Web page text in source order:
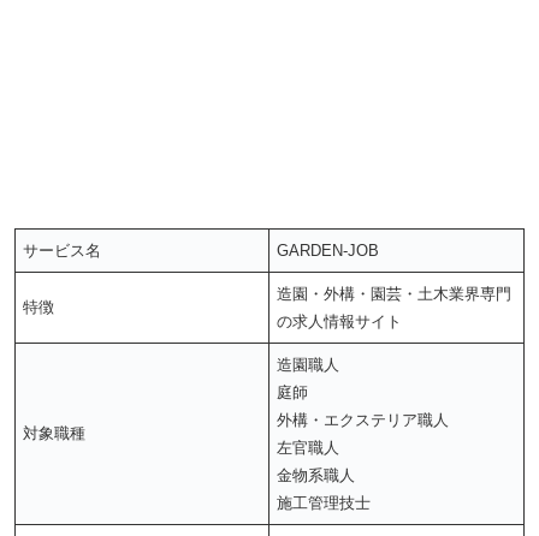
サービス名 GARDEN-JOB
特徴
造園・外構・園芸・土木業界専門
の求人情報サイト
対象職種
造園職人
庭師
外構・エクステリア職人
左官職人
金物系職人
施工管理技士